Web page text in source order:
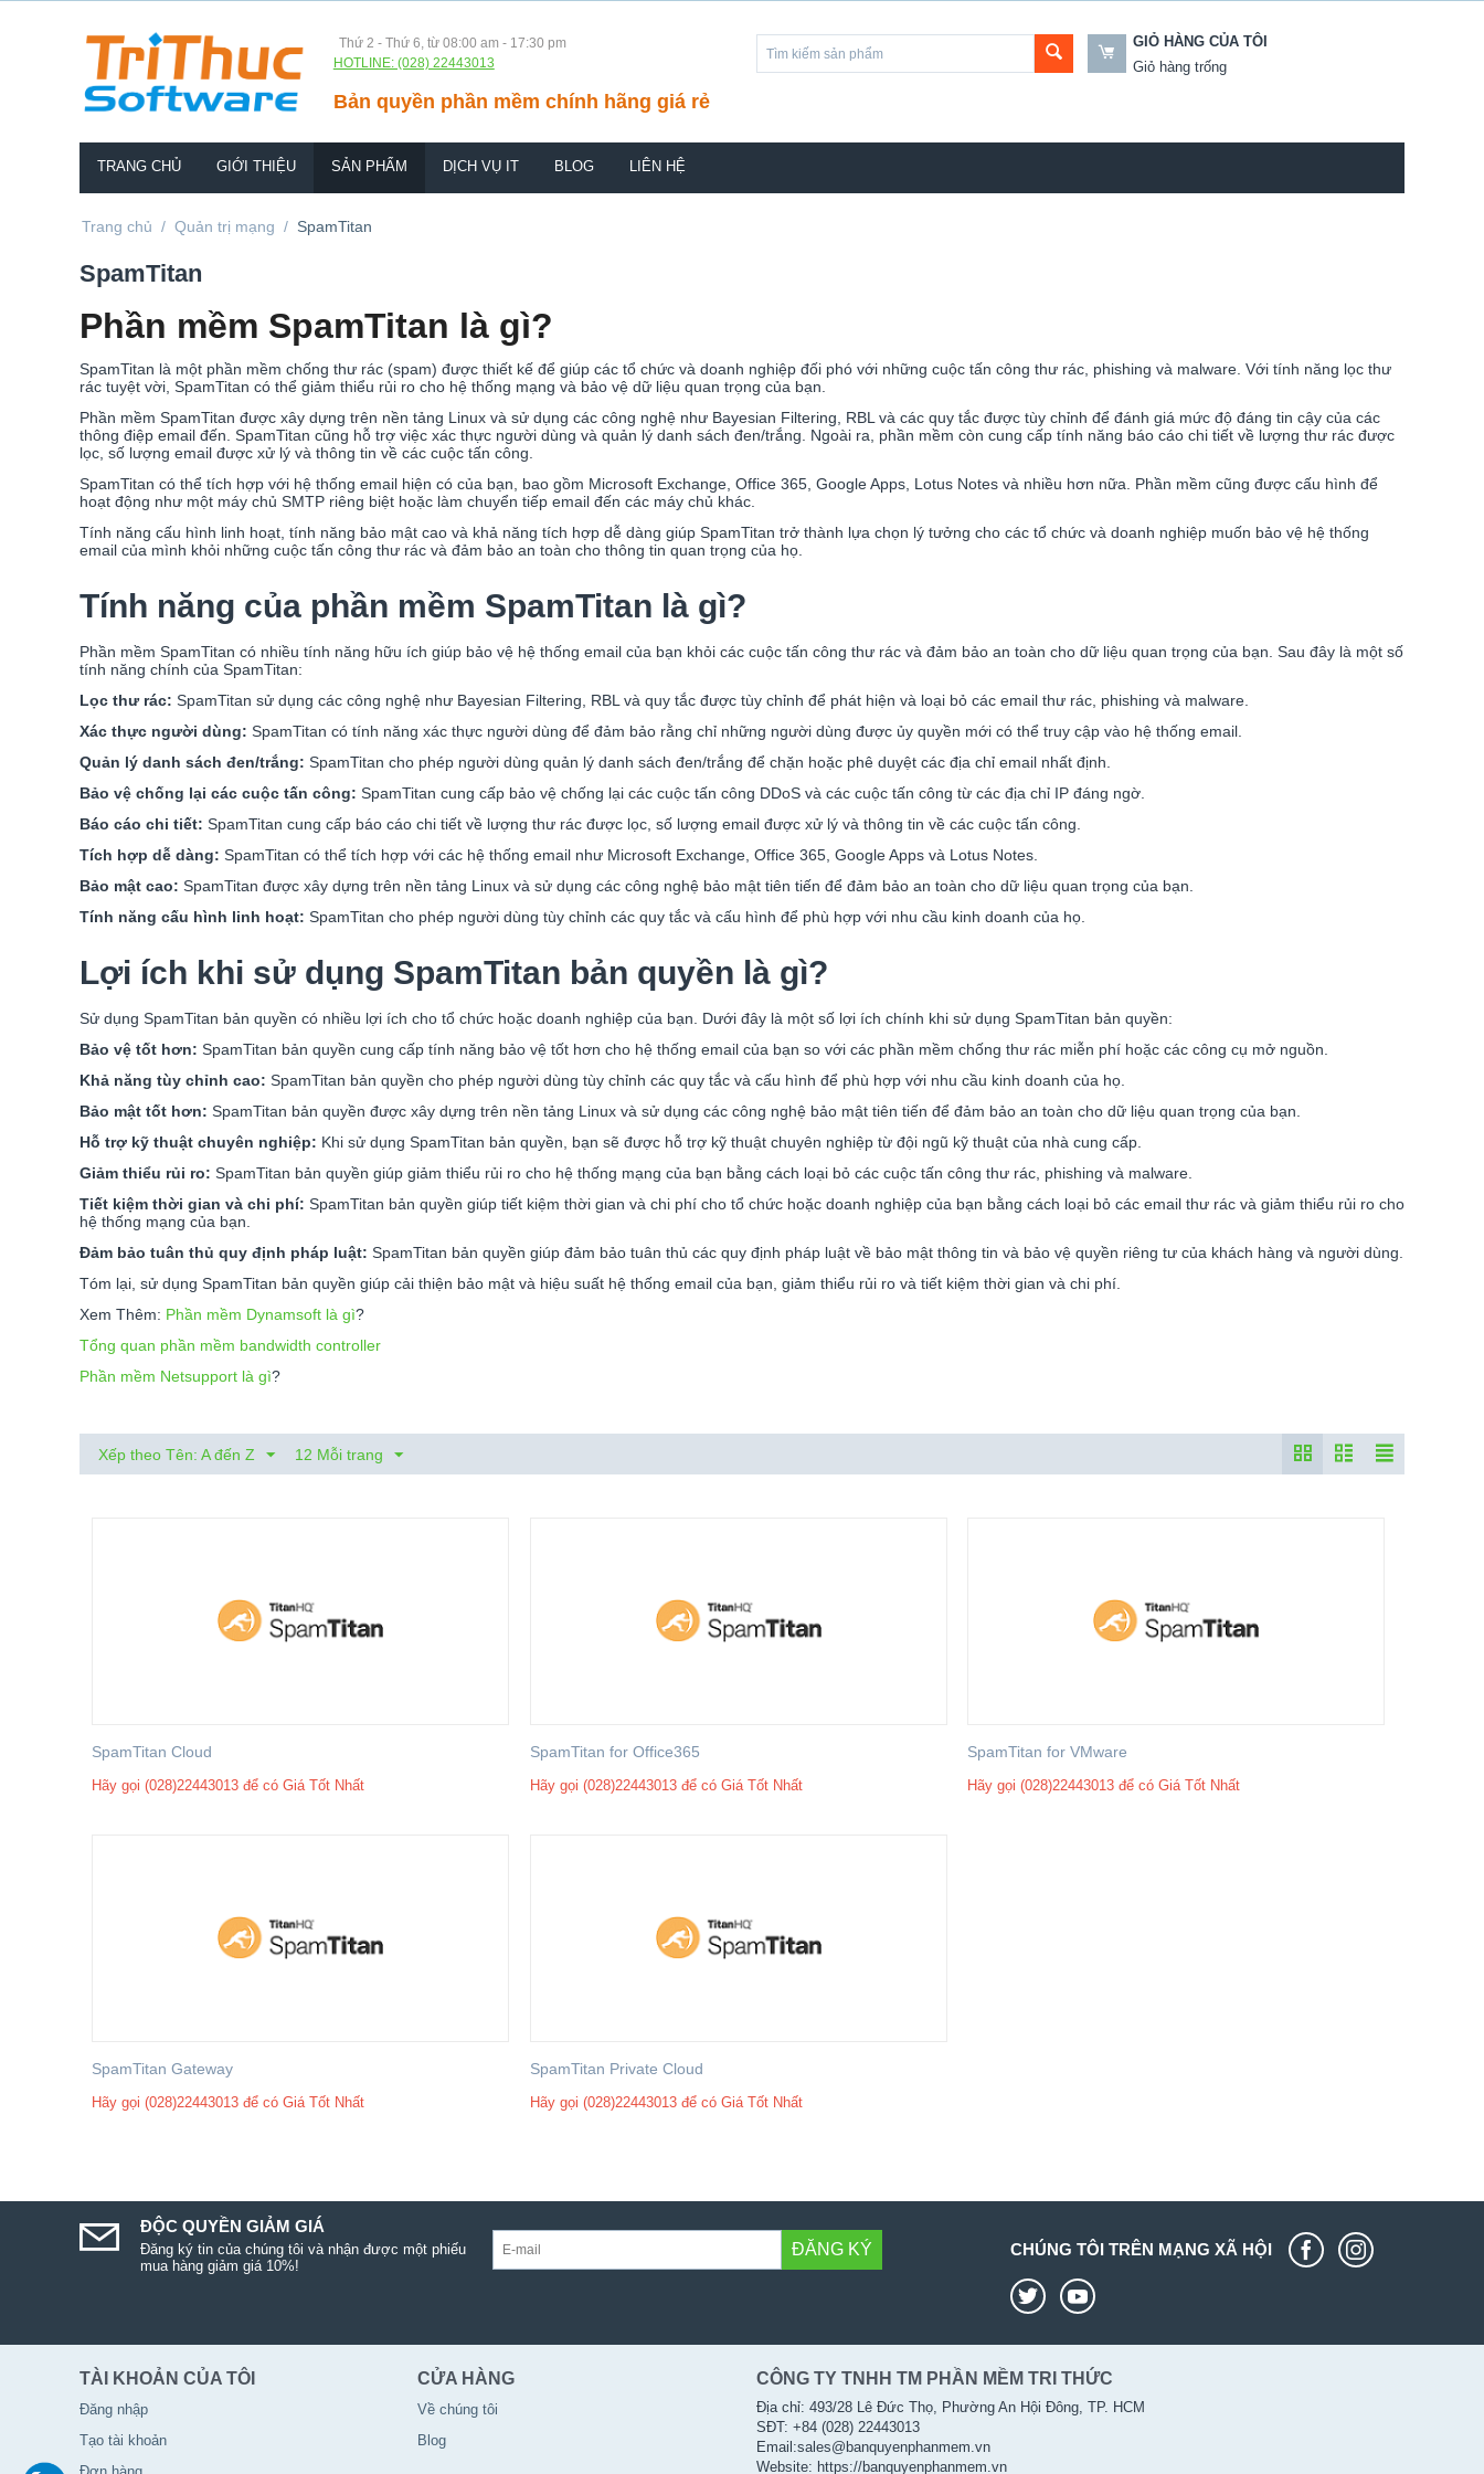
Thứ 2 - Thứ 6, từ 08:00 am - 17:30 pm
HOTLINE: (028) 22443013
Bản quyền phần mềm chính hãng giá rẻ
GIỎ HÀNG CỦA TÔI
Giỏ hàng trống
TRANG CHỦ GIỚI THIỆU SẢN PHẨM DỊCH VỤ IT BLOG LIÊN HỆ
Trang chủ / Quản trị mạng / SpamTitan
SpamTitan
Phần mềm SpamTitan là gì?
SpamTitan là một phần mềm chống thư rác (spam) được thiết kế để giúp các tổ chức và doanh nghiệp đối phó với những cuộc tấn công thư rác, phishing và malware. Với tính năng lọc thư
rác tuyệt vời, SpamTitan có thể giảm thiểu rủi ro cho hệ thống mạng và bảo vệ dữ liệu quan trọng của bạn.
Phần mềm SpamTitan được xây dựng trên nền tảng Linux và sử dụng các công nghệ như Bayesian Filtering, RBL và các quy tắc được tùy chỉnh để đánh giá mức độ đáng tin cậy của các
thông điệp email đến. SpamTitan cũng hỗ trợ việc xác thực người dùng và quản lý danh sách đen/trắng. Ngoài ra, phần mềm còn cung cấp tính năng báo cáo chi tiết về lượng thư rác được
lọc, số lượng email được xử lý và thông tin về các cuộc tấn công.
SpamTitan có thể tích hợp với hệ thống email hiện có của bạn, bao gồm Microsoft Exchange, Office 365, Google Apps, Lotus Notes và nhiều hơn nữa. Phần mềm cũng được cấu hình để
hoạt động như một máy chủ SMTP riêng biệt hoặc làm chuyển tiếp email đến các máy chủ khác.
Tính năng cấu hình linh hoạt, tính năng bảo mật cao và khả năng tích hợp dễ dàng giúp SpamTitan trở thành lựa chọn lý tưởng cho các tổ chức và doanh nghiệp muốn bảo vệ hệ thống
email của mình khỏi những cuộc tấn công thư rác và đảm bảo an toàn cho thông tin quan trọng của họ.
Tính năng của phần mềm SpamTitan là gì?
Phần mềm SpamTitan có nhiều tính năng hữu ích giúp bảo vệ hệ thống email của bạn khỏi các cuộc tấn công thư rác và đảm bảo an toàn cho dữ liệu quan trọng của bạn. Sau đây là một số
tính năng chính của SpamTitan:
Lọc thư rác: SpamTitan sử dụng các công nghệ như Bayesian Filtering, RBL và quy tắc được tùy chỉnh để phát hiện và loại bỏ các email thư rác, phishing và malware.
Xác thực người dùng: SpamTitan có tính năng xác thực người dùng để đảm bảo rằng chỉ những người dùng được ủy quyền mới có thể truy cập vào hệ thống email.
Quản lý danh sách đen/trắng: SpamTitan cho phép người dùng quản lý danh sách đen/trắng để chặn hoặc phê duyệt các địa chỉ email nhất định.
Bảo vệ chống lại các cuộc tấn công: SpamTitan cung cấp bảo vệ chống lại các cuộc tấn công DDoS và các cuộc tấn công từ các địa chỉ IP đáng ngờ.
Báo cáo chi tiết: SpamTitan cung cấp báo cáo chi tiết về lượng thư rác được lọc, số lượng email được xử lý và thông tin về các cuộc tấn công.
Tích hợp dễ dàng: SpamTitan có thể tích hợp với các hệ thống email như Microsoft Exchange, Office 365, Google Apps và Lotus Notes.
Bảo mật cao: SpamTitan được xây dựng trên nền tảng Linux và sử dụng các công nghệ bảo mật tiên tiến để đảm bảo an toàn cho dữ liệu quan trọng của bạn.
Tính năng cấu hình linh hoạt: SpamTitan cho phép người dùng tùy chỉnh các quy tắc và cấu hình để phù hợp với nhu cầu kinh doanh của họ.
Lợi ích khi sử dụng SpamTitan bản quyền là gì?
Sử dụng SpamTitan bản quyền có nhiều lợi ích cho tổ chức hoặc doanh nghiệp của bạn. Dưới đây là một số lợi ích chính khi sử dụng SpamTitan bản quyền:
Bảo vệ tốt hơn: SpamTitan bản quyền cung cấp tính năng bảo vệ tốt hơn cho hệ thống email của bạn so với các phần mềm chống thư rác miễn phí hoặc các công cụ mở nguồn.
Khả năng tùy chỉnh cao: SpamTitan bản quyền cho phép người dùng tùy chỉnh các quy tắc và cấu hình để phù hợp với nhu cầu kinh doanh của họ.
Bảo mật tốt hơn: SpamTitan bản quyền được xây dựng trên nền tảng Linux và sử dụng các công nghệ bảo mật tiên tiến để đảm bảo an toàn cho dữ liệu quan trọng của bạn.
Hỗ trợ kỹ thuật chuyên nghiệp: Khi sử dụng SpamTitan bản quyền, bạn sẽ được hỗ trợ kỹ thuật chuyên nghiệp từ đội ngũ kỹ thuật của nhà cung cấp.
Giảm thiểu rủi ro: SpamTitan bản quyền giúp giảm thiểu rủi ro cho hệ thống mạng của bạn bằng cách loại bỏ các cuộc tấn công thư rác, phishing và malware.
Tiết kiệm thời gian và chi phí: SpamTitan bản quyền giúp tiết kiệm thời gian và chi phí cho tổ chức hoặc doanh nghiệp của bạn bằng cách loại bỏ các email thư rác và giảm thiểu rủi ro cho
hệ thống mạng của bạn.
Đảm bảo tuân thủ quy định pháp luật: SpamTitan bản quyền giúp đảm bảo tuân thủ các quy định pháp luật về bảo mật thông tin và bảo vệ quyền riêng tư của khách hàng và người dùng.
Tóm lại, sử dụng SpamTitan bản quyền giúp cải thiện bảo mật và hiệu suất hệ thống email của bạn, giảm thiểu rủi ro và tiết kiệm thời gian và chi phí.
Xem Thêm: Phần mềm Dynamsoft là gì?
Tổng quan phần mềm bandwidth controller
Phần mềm Netsupport là gì?
Xếp theo Tên: A đến Z 12 Mỗi trang
SpamTitan Cloud
Hãy gọi (028)22443013 để có Giá Tốt Nhất
SpamTitan for Office365
Hãy gọi (028)22443013 để có Giá Tốt Nhất
SpamTitan for VMware
Hãy gọi (028)22443013 để có Giá Tốt Nhất
SpamTitan Gateway
Hãy gọi (028)22443013 để có Giá Tốt Nhất
SpamTitan Private Cloud
Hãy gọi (028)22443013 để có Giá Tốt Nhất
ĐỘC QUYỀN GIẢM GIÁ
Đăng ký tin của chúng tôi và nhận được một phiếu
mua hàng giảm giá 10%!
ĐĂNG KÝ CHÚNG TÔI TRÊN MẠNG XÃ HỘI
TÀI KHOẢN CỦA TÔI
Đăng nhập
Tạo tài khoản
CỬA HÀNG
Về chúng tôi
Blog
CÔNG TY TNHH TM PHẦN MỀM TRI THỨC
Địa chỉ: 493/28 Lê Đức Thọ, Phường An Hội Đông, TP. HCM
SĐT: +84 (028) 22443013
Email:sales@banquyenphanmem.vn
Website: https://banquyenphanmem.vn